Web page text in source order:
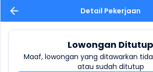
Detail Pekerjaan
Lowongan Ditutup
Maaf, lowongan yang ditawarkan
atau sudah ditutup